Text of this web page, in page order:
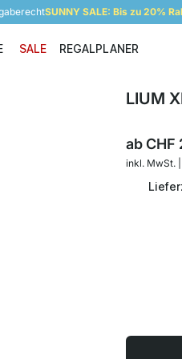
SUNNY SALE: Bis zu 20%
Einzelteile
SALE REGALPLANER
LIUM
abCHF
inkl. MwSt.